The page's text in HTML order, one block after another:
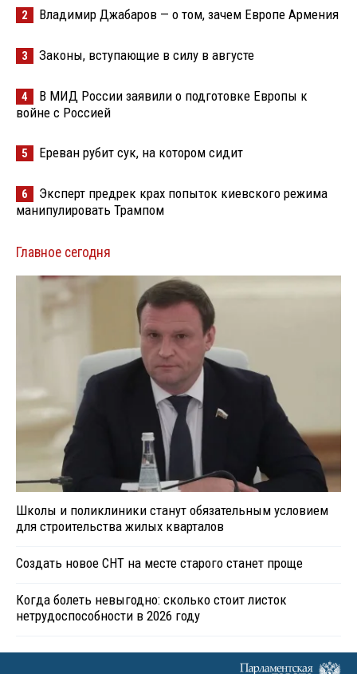
2 Владимир Джабаров — о том, зачем Европе Армения
3 Законы, вступающие в силу в августе
4
В МИД России заявили о подготовке Европы к
войне с Россией
5 Ереван рубит сук, на котором сидит
6
Эксперт предрек крах попыток киевского режима
манипулировать Трампом
Главное сегодня
Школы и поликлиники станут обязательным условием
для строительства жилых кварталов
Создать новое СНТ на месте старого станет проще
Когда болеть невыгодно: сколько стоит листок
нетрудоспособности в 2026 году